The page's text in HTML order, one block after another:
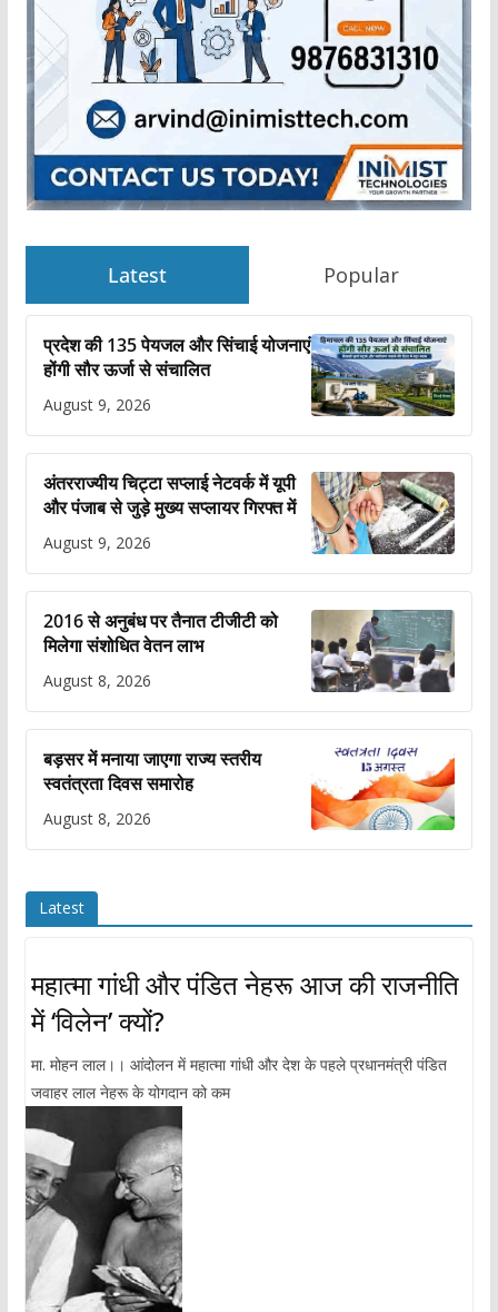
Latest Popular
प्रदेश की 135 पेयजल और सिंचाई योजनाएं
होंगी सौर ऊर्जा से संचालित
August 9, 2026
अंतरराज्यीय चिट्टा सप्लाई नेटवर्क में यूपी
और पंजाब से जुड़े मुख्य सप्लायर गिरफ्त में
August 9, 2026
2016 से अनुबंध पर तैनात टीजीटी को
मिलेगा संशोधित वेतन लाभ
August 8, 2026
बड़सर में मनाया जाएगा राज्य स्तरीय
स्वतंत्रता दिवस समारोह
August 8, 2026
Latest
महात्मा गांधी और पंडित नेहरू आज की राजनीति
में ‘विलेन’ क्यों?
मा. मोहन लाल।। आंदोलन में महात्मा गांधी और देश के पहले प्रधानमंत्री पंडित
जवाहर लाल नेहरू के योगदान को कम